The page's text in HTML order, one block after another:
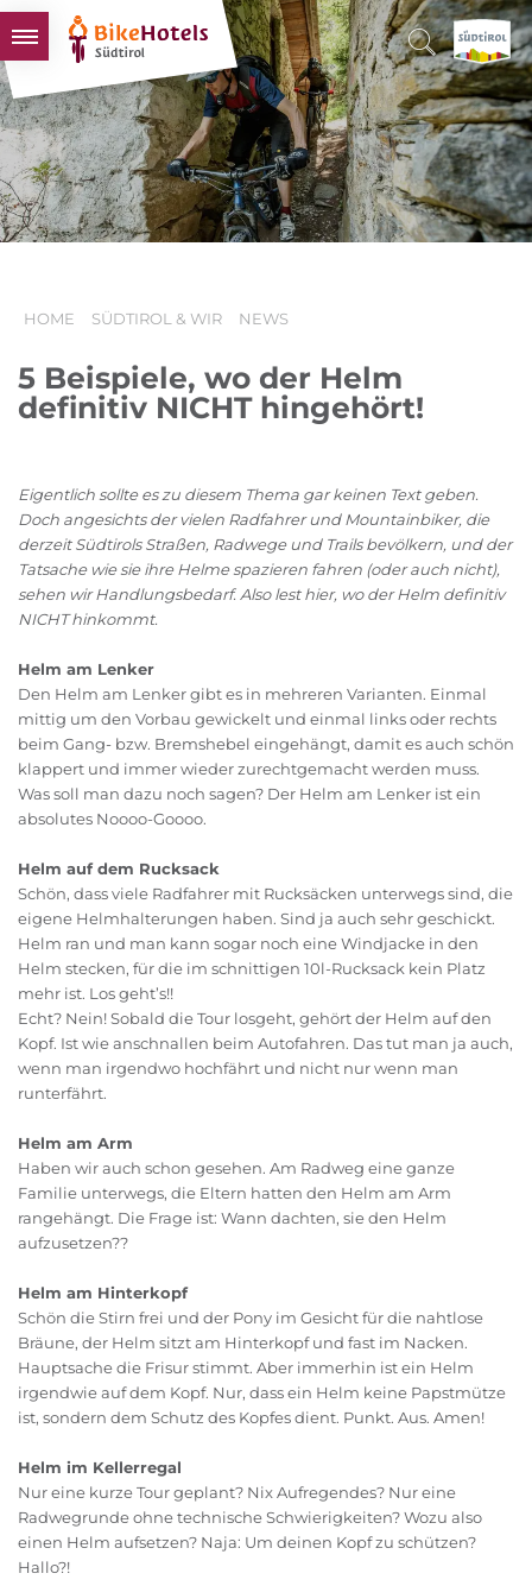
BIKEHOTELS
HOTELS & PAKETE
TOUREN & REVIERE
SÜDTIROL & WIR
HOME SÜDTIROL & WIR NEWS
5 Beispiele, wo der Helm
definitiv NICHT hingehört!
Eigentlich sollte es zu diesem Thema gar keinen Text geben.
Doch angesichts der vielen Radfahrer und Mountainbiker, die
derzeit Südtirols Straßen, Radwege und Trails bevölkern, und der
Tatsache wie sie ihre Helme spazieren fahren (oder auch nicht),
sehen wir Handlungsbedarf. Also lest hier, wo der Helm definitiv
NICHT hinkommt.
Helm am Lenker
Den Helm am Lenker gibt es in mehreren Varianten. Einmal
mittig um den Vorbau gewickelt und einmal links oder rechts
beim Gang- bzw. Bremshebel eingehängt, damit es auch schön
klappert und immer wieder zurechtgemacht werden muss.
Was soll man dazu noch sagen? Der Helm am Lenker ist ein
absolutes Noooo-Goooo.
Helm auf dem Rucksack
Schön, dass viele Radfahrer mit Rucksäcken unterwegs sind, die
eigene Helmhalterungen haben. Sind ja auch sehr geschickt.
Helm ran und man kann sogar noch eine Windjacke in den
Helm stecken, für die im schnittigen 10l-Rucksack kein Platz
mehr ist. Los geht’s!!
Echt? Nein! Sobald die Tour losgeht, gehört der Helm auf den
Kopf. Ist wie anschnallen beim Autofahren. Das tut man ja auch,
wenn man irgendwo hochfährt und nicht nur wenn man
runterfährt.
Helm am Arm
Haben wir auch schon gesehen. Am Radweg eine ganze
Familie unterwegs, die Eltern hatten den Helm am Arm
rangehängt. Die Frage ist: Wann dachten, sie den Helm
aufzusetzen??
Helm am Hinterkopf
Schön die Stirn frei und der Pony im Gesicht für die nahtlose
Bräune, der Helm sitzt am Hinterkopf und fast im Nacken.
Hauptsache die Frisur stimmt. Aber immerhin ist ein Helm
irgendwie auf dem Kopf. Nur, dass ein Helm keine Papstmütze
ist, sondern dem Schutz des Kopfes dient. Punkt. Aus. Amen!
Helm im Kellerregal
Nur eine kurze Tour geplant? Nix Aufregendes? Nur eine
Radwegrunde ohne technische Schwierigkeiten? Wozu also
einen Helm aufsetzen? Naja: Um deinen Kopf zu schützen?
Hallo?!